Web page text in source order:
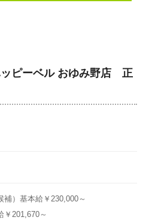
ッピーベル おゆみ野店 正
補）基本給￥230,000～
201,670～